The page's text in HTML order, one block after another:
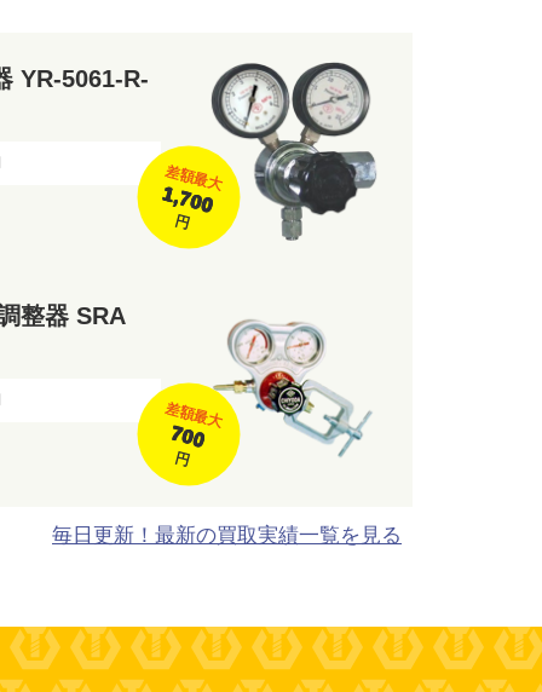
YR-5061-R-
差額最大
1,700
円
整器 SRA
差額最大
700
円
毎日更新！最新の買取実績一覧を見る